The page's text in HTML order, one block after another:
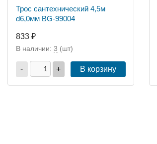
Трос сантехнический 4,5м
d6,0мм BG-99004
833 ₽
В наличии: 3 (шт)
- + В корзину